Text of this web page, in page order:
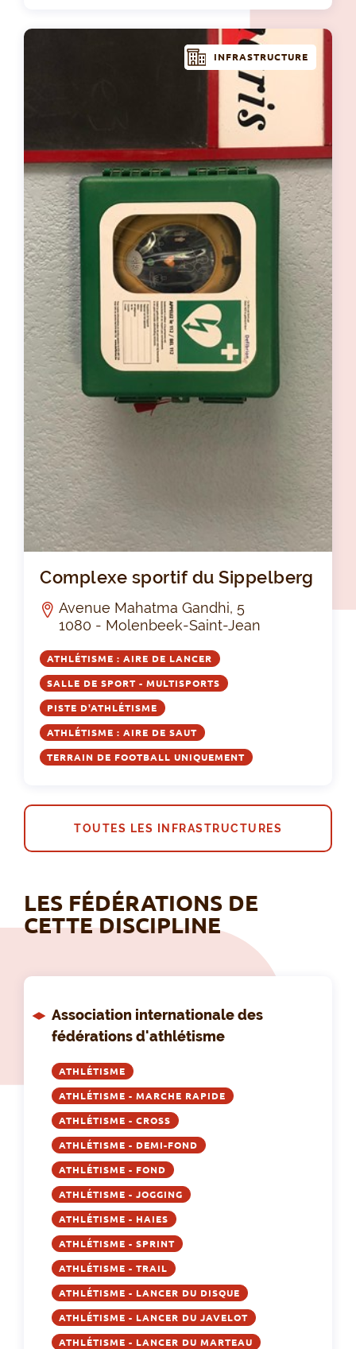
INFRASTRUCTURE
Complexe sportif du Sippelberg
Avenue Mahatma Gandhi, 5
1080 - Molenbeek-Saint-Jean
ATHLÉTISME : AIRE DE LANCER
SALLE DE SPORT - MULTISPORTS
PISTE D'ATHLÉTISME
ATHLÉTISME : AIRE DE SAUT
TERRAIN DE FOOTBALL UNIQUEMENT
TOUTES LES INFRASTRUCTURES
LES FÉDÉRATIONS DE
CETTE DISCIPLINE
Association internationale des
fédérations d'athlétisme
ATHLÉTISME
ATHLÉTISME - MARCHE RAPIDE
ATHLÉTISME - CROSS
ATHLÉTISME - DEMI-FOND
ATHLÉTISME - FOND
ATHLÉTISME - JOGGING
ATHLÉTISME - HAIES
ATHLÉTISME - SPRINT
ATHLÉTISME - TRAIL
ATHLÉTISME - LANCER DU DISQUE
ATHLÉTISME - LANCER DU JAVELOT
ATHLÉTISME - LANCER DU MARTEAU